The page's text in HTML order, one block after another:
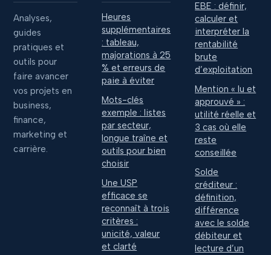
Analyses,
guides
pratiques et
outils pour
faire avancer
vos projets en
business,
finance,
marketing et
carrière.
Heures
supplémentaires
: tableau,
majorations à 25
% et erreurs de
paie à éviter
Mots-clés
exemple : listes
par secteur,
longue traîne et
outils pour bien
choisir
Une USP
efficace se
reconnaît à trois
critères :
unicité, valeur
et clarté
EBE : définir,
calculer et
interpréter la
rentabilité
brute
d’exploitation
Mention « lu et
approuvé » :
utilité réelle et
3 cas où elle
reste
conseillée
Solde
créditeur :
définition,
différence
avec le solde
débiteur et
lecture d’un